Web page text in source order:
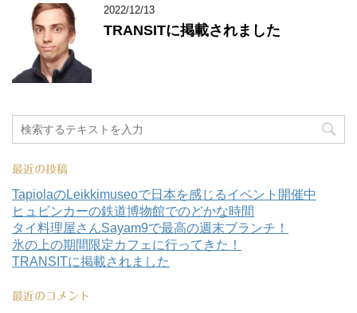
2022/12/13
TRANSITに掲載されました
最近の投稿
TapiolaのLeikkimuseoで日本を感じるイベント開催中
ヒュビンカーの鉄道博物館でのどかな時間
タイ料理屋さんSayam9で最高の週末ブランチ！
氷の上の期間限定カフェに行ってきた！
TRANSITに掲載されました
最近のコメント